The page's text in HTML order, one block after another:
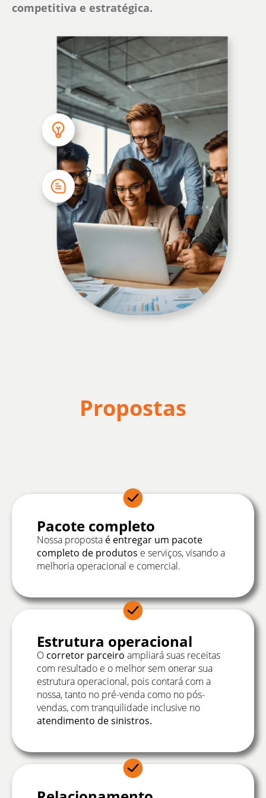
competitiva e estratégica.
Propostas
Pacote completo
Nossa proposta é entregar um pacote
completo de produtos e serviços, visando a
melhoria operacional e comercial.
Estrutura operacional
O corretor parceiro ampliará suas receitas
com resultado e o melhor sem onerar sua
estrutura operacional, pois contará com a
nossa, tanto no pré-venda como no pós-
vendas, com tranquilidade inclusive no
atendimento de sinistros.